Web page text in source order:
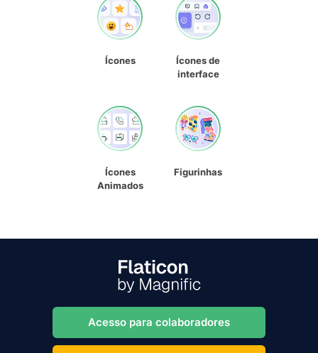
Ícones
Ícones de
interface
Ícones
Animados
Figurinhas
Acesso para colaboradores